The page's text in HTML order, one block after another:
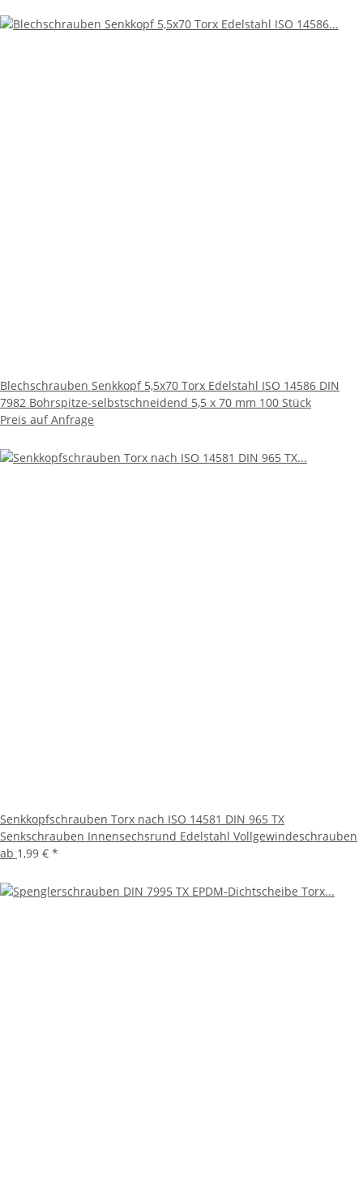
Blechschrauben Senkkopf 5,5x70 Torx Edelstahl ISO 14586 DIN
7982 Bohrspitze-selbstschneidend 5,5 x 70 mm 100 Stück
Preis auf Anfrage
Senkkopfschrauben Torx nach ISO 14581 DIN 965 TX
Senkschrauben Innensechsrund Edelstahl Vollgewindeschrauben
ab 1,99 € *